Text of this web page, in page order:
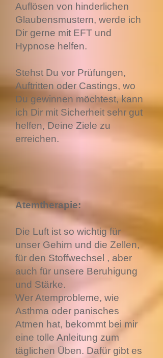
Auflösen von hinderlichen
Glaubensmustern, werde ich
Dir gerne mit EFT und
Hypnose helfen.
Stehst Du vor Prüfungen,
Auftritten oder Castings, wo
Du gewinnen möchtest, kann
ich Dir mit Sicherheit sehr gut
helfen, Deine Ziele zu
erreichen.
Atemtherapie:
Die Luft ist so wichtig für
unser Gehirn und die Zellen,
für den Stoffwechsel , aber
auch für unsere Beruhigung
und Stärke.
Wer Atemprobleme, wie
Asthma oder panisches
Atmen hat, bekommt bei mir
eine tolle Anleitung zum
täglichen Üben. Dafür gibt es